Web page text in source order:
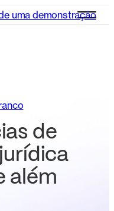
uma demonstração
de
além